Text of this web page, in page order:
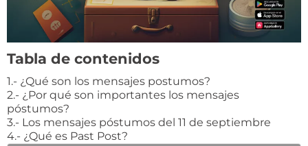
Tabla de contenidos
1.- ¿Qué son los mensajes postumos?
2.- ¿Por qué son importantes los mensajes
póstumos?
3.- Los mensajes póstumos del 11 de septiembre
4.- ¿Qué es Past Post?​